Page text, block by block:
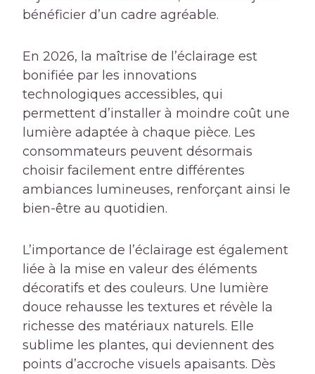
bénéficier d’un cadre agréable.
En 2026, la maîtrise de l’éclairage est
bonifiée par les innovations
technologiques accessibles, qui
permettent d’installer à moindre coût une
lumière adaptée à chaque pièce. Les
consommateurs peuvent désormais
choisir facilement entre différentes
ambiances lumineuses, renforçant ainsi le
bien-être au quotidien.
L’importance de l’éclairage est également
liée à la mise en valeur des éléments
décoratifs et des couleurs. Une lumière
douce rehausse les textures et révèle la
richesse des matériaux naturels. Elle
sublime les plantes, qui deviennent des
points d’accroche visuels apaisants. Dès